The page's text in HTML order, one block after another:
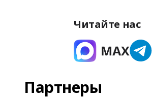
Читайте нас
Партнеры